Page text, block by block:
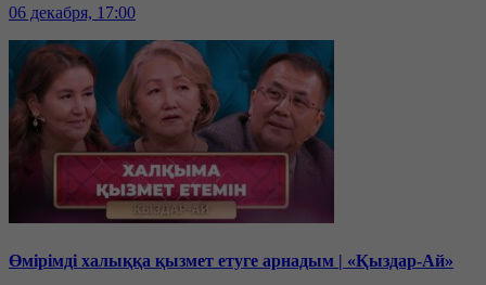
06 декабря, 17:00
Өмірімді халыққа қызмет етуге арнадым | «Қыздар-Ай»